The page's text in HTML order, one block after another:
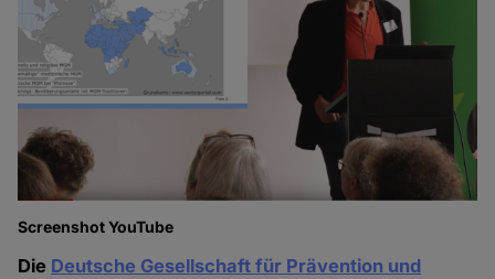
Screenshot YouTube
Die Deutsche Gesellschaft für Prävention und